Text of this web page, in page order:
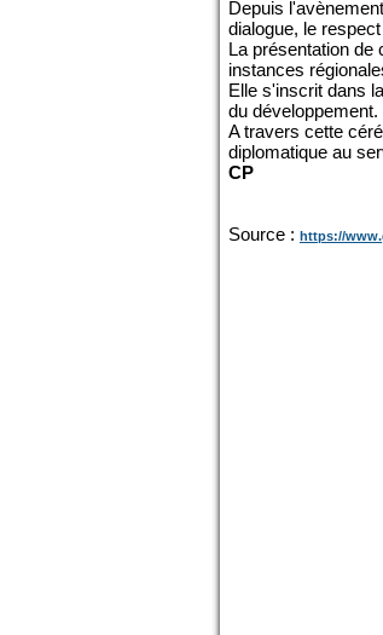
Depuis
dialogue, le
La présentation de
instances
Elle s'inscrit dans
du développement.
A travers cette
diplomatique au
CP
Source : https://